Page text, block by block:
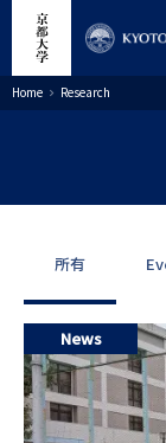
主
要
Home Research
所有
News